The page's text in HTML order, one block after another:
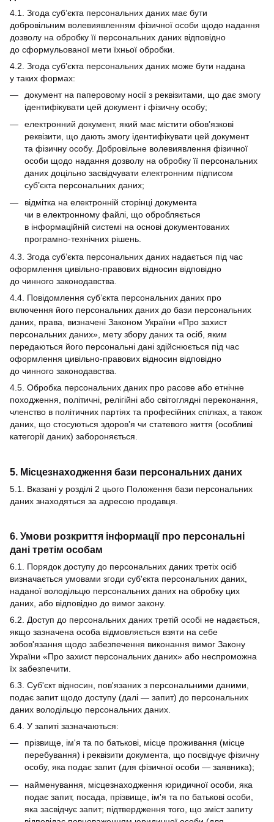
4.1. Згода суб’єкта персональних даних має бути
добровільним волевиявленням фізичної особи щодо надання
дозволу на обробку її персональних даних відповідно
до сформульованої мети їхньої обробки.
4.2. Згода суб’єкта персональних даних може бути надана
у таких формах:
документ на паперовому носії з реквізитами, що дає змогу
ідентифікувати цей документ і фізичну особу;
електронний документ, який має містити обов’язкові
реквізити, що дають змогу ідентифікувати цей документ
та фізичну особу. Добровільне волевиявлення фізичної
особи щодо надання дозволу на обробку її персональних
даних доцільно засвідчувати електронним підписом
суб’єкта персональних даних;
відмітка на електронній сторінці документа
чи в електронному файлі, що обробляється
в інформаційній системі на основі документованих
програмно-технічних рішень.
4.3. Згода суб’єкта персональних даних надається під час
оформлення цивільно-правових відносин відповідно
до чинного законодавства.
4.4. Повідомлення суб’єкта персональних даних про
включення його персональних даних до бази персональних
даних, права, визначені Законом України «Про захист
персональних даних», мету збору даних та осіб, яким
передаються його персональні дані здійснюється під час
оформлення цивільно-правових відносин відповідно
до чинного законодавства.
4.5. Обробка персональних даних про расове або етнічне
походження, політичні, релігійні або світоглядні переконання,
членство в політичних партіях та професійних спілках, а також
даних, що стосуються здоров’я чи статевого життя (особливі
категорії даних) забороняється.
5. Місцезнаходження бази персональних даних
5.1. Вказані у розділі 2 цього Положення бази персональних
даних знаходяться за адресою продавця.
6. Умови розкриття інформації про персональні
дані третім особам
6.1. Порядок доступу до персональних даних третіх осіб
визначається умовами згоди суб'єкта персональних даних,
наданої володільцю персональних даних на обробку цих
даних, або відповідно до вимог закону.
6.2. Доступ до персональних даних третій особі не надається,
якщо зазначена особа відмовляється взяти на себе
зобов'язання щодо забезпечення виконання вимог Закону
України «Про захист персональних даних» або неспроможна
їх забезпечити.
6.3. Суб'єкт відносин, пов'язаних з персональними даними,
подає запит щодо доступу (далі — запит) до персональних
даних володільцю персональних даних.
6.4. У запиті зазначаються:
прізвище, ім'я та по батькові, місце проживання (місце
перебування) і реквізити документа, що посвідчує фізичну
особу, яка подає запит (для фізичної особи — заявника);
найменування, місцезнаходження юридичної особи, яка
подає запит, посада, прізвище, ім'я та по батькові особи,
яка засвідчує запит; підтвердження того, що зміст запиту